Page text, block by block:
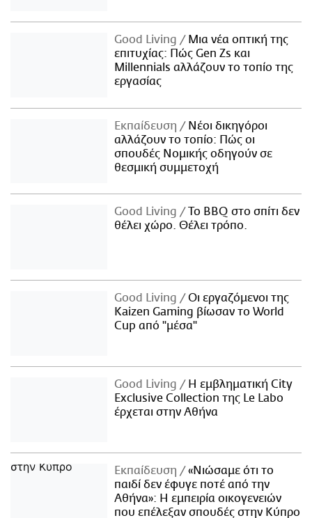
Good Living
Μια νέα οπτική της
επιτυχίας: Πώς Gen Zs και
Millennials αλλάζουν το τοπίο της
εργασίας
Εκπαίδευση
Νέοι δικηγόροι
αλλάζουν το τοπίο: Πώς οι
σπουδές Νομικής οδηγούν σε
θεσμική συμμετοχή
Good Living
Το BBQ στο σπίτι δεν
θέλει χώρο. Θέλει τρόπο.
Good Living
Οι εργαζόμενοι της
Kaizen Gaming βίωσαν το World
Cup από "μέσα"
Good Living
Η εμβληματική City
Exclusive Collection της Le Labo
έρχεται στην Αθήνα
Εκπαίδευση
«Νιώσαμε ότι το
παιδί δεν έφυγε ποτέ από την
Αθήνα»: Η εμπειρία οικογενειών
που επέλεξαν σπουδές στην Κύπρο